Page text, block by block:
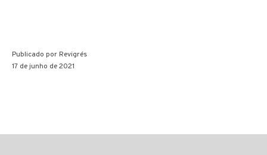
Publicado porRevigrés
17 de junho de 2021